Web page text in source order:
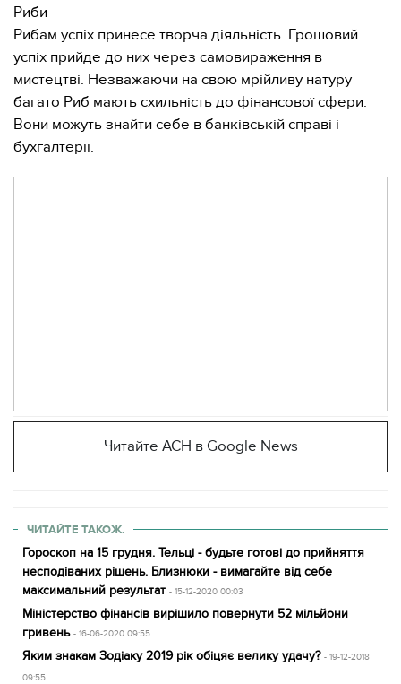
Риби
Рибам успіх принесе творча діяльність. Грошовий
успіх прийде до них через самовираження в
мистецтві. Незважаючи на свою мрійливу натуру
багато Риб мають схильність до фінансової сфери.
Вони можуть знайти себе в банківській справі і
бухгалтерії.
Читайте АСН в Google News
ЧИТАЙТЕ ТАКОЖ.
Гороскоп на 15 грудня. Тельці - будьте готові до прийняття
несподіваних рішень. Близнюки - вимагайте від себе
максимальний результат - 15-12-2020 00:03
Міністерство фінансів вирішило повернути 52 мільйони
гривень - 16-06-2020 09:55
Яким знакам Зодіаку 2019 рік обіцяє велику удачу? - 19-12-2018
09:55